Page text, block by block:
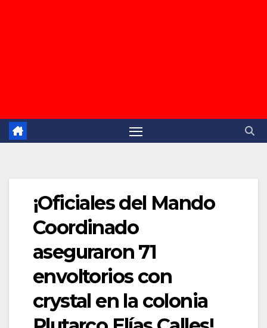
¡Oficiales del Mando
Coordinado
aseguraron 71
envoltorios con
crystal en la colonia